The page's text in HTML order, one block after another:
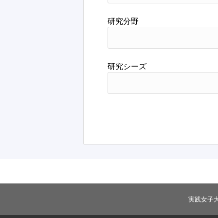
研究分野
研究シーズ
実践女子